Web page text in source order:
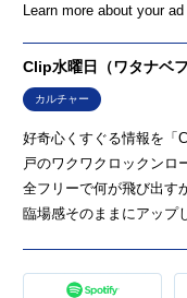
Learn more about your
Clip水曜日（ワタナベフ
カルチャー
好奇心くすぐる情報を「
戸のワクワクロックンロ
全フリーで何が飛び出す
臨場感そのままにアップ